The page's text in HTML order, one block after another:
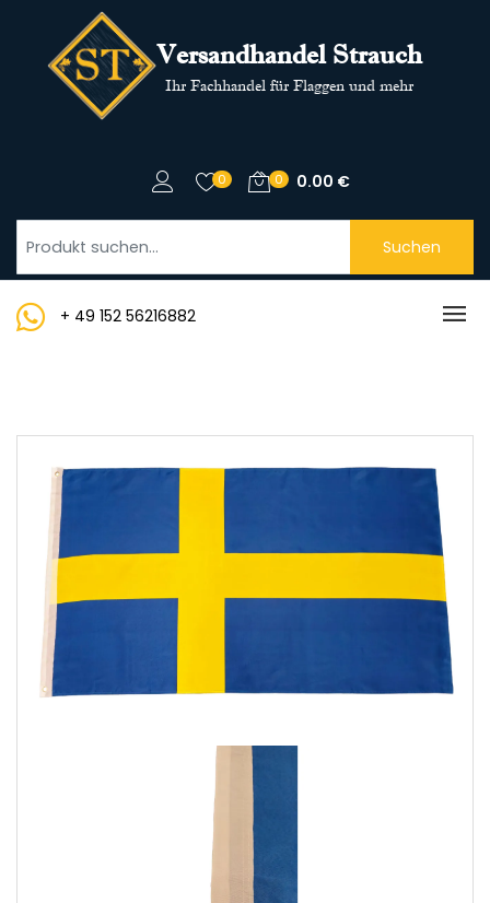
Versandhandel Strauch
Ihr Fachhandel für Flaggen und mehr
0 0 0.00 €
Suchen
+ 49 152 56216882